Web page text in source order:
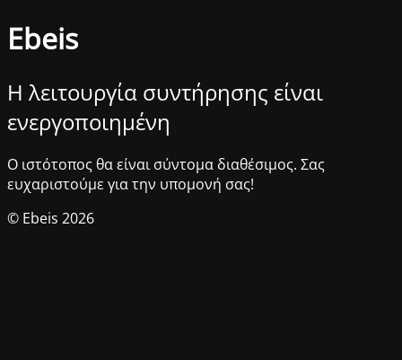
Ebeis
Η λειτουργία συντήρησης είναι
ενεργοποιημένη
Ο ιστότοπος θα είναι σύντομα διαθέσιμος. Σας
ευχαριστούμε για την υπομονή σας!
© Ebeis 2026